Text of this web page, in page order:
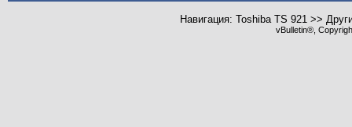
Навигация: Toshiba TS 921 >>
vBulletin®,